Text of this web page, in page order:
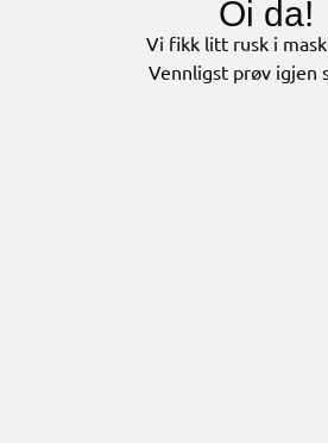
Oi da!
Vi fikk litt rusk i
Vennligst prøv igjen